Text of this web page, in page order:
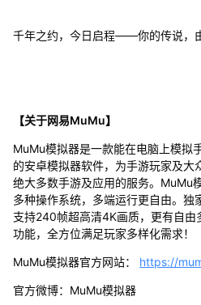
千年之约，今日启程——你的传说，
【关于网易MuMu】
MuMu模拟器是一款能在电脑上模拟
的安卓模拟器软件，为手游玩家及大
绝大多数手游及应用的服务。MuMu
多种操作系统，多端运行更自由。独
支持240帧超高清4K画质，更有自由
功能，全方位满足玩家多样化需求！
MuMu模拟器官方网站： https://
官方微博：MuMu模拟器